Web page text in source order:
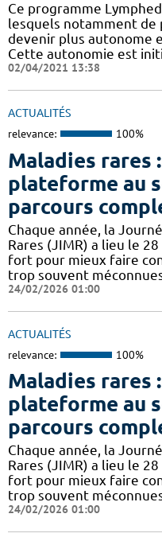
Ce programme
lesquels notamment
devenir plus autonome
Cette autonomie est
02/04/2021 13:38
ACTUALITÉS
relevance: 100%
Maladies rares
plateforme au
parcours
Chaque année, la
Rares (JIMR) a lieu le
fort pour mieux faire
trop souvent
24/02/2026 01:00
ACTUALITÉS
relevance: 100%
Maladies rares
plateforme au
parcours
Chaque année, la
Rares (JIMR) a lieu le
fort pour mieux faire
trop souvent
24/02/2026 01:00